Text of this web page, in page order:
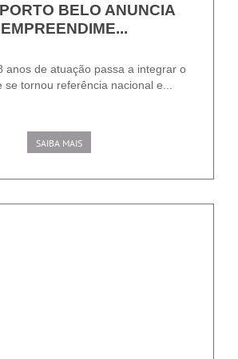
BELO ANUNCIA
anos de atuação passa a integrar o
tornou referência nacional e...
SAIBA MAIS